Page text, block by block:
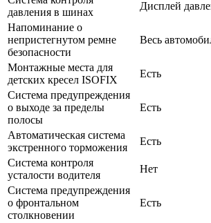
давления в шинах
Дисплей
Напоминание о
непристегнутом ремне
безопасности
Весь
Монтажные места для
детских кресел ISOFIX
Есть
Система предупреждения
о выходе за пределы
полосы
Есть
Автоматическая система
экстренного торможения
Есть
Система контроля
усталости водителя
Нет
Система предупреждения
о фронтальном
столкновении
Есть